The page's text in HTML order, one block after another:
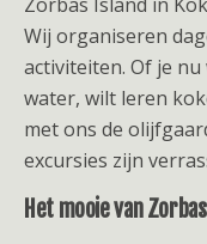
Wij organiseren
activiteiten. Of je
water, wilt leren
met ons de
excursies zijn
Het mooie van